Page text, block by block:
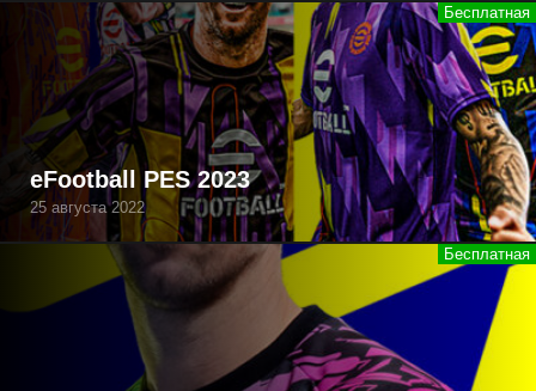
eFootball PES 2023
25 августа 2022